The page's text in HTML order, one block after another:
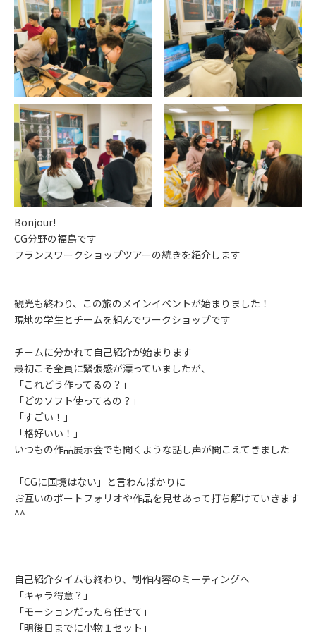
Bonjour!
CG分野の福島です
フランスワークショップツアーの続きを紹介します
観光も終わり、この旅のメインイベントが始まりました！
現地の学生とチームを組んでワークショップです
チームに分かれて自己紹介が始まります
最初こそ全員に緊張感が漂っていましたが、
「これどう作ってるの？」
「どのソフト使ってるの？」
「すごい！」
「格好いい！」
いつもの作品展示会でも聞くような話し声が聞こえてきました
「CGに国境はない」と言わんばかりに
お互いのポートフォリオや作品を見せあって打ち解けていきます
^^
自己紹介タイムも終わり、制作内容のミーティングへ
「キャラ得意？」
「モーションだったら任せて」
「明後日までに小物１セット」